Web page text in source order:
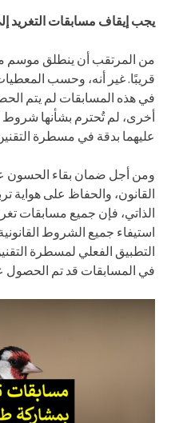
يجب إيقاف مسابقات التغريد
من المرتقب أن ينطلق موسم
قريبًا. غير أنه، وحسب
في هذه المسابقات لم يتم
أخرى، لم تُحترم بشأنها
عليهما بدقة في مسطرة
ومن أجل ضمان بقاء الحسون
القانون، والحفاظ على هواية
الذاتي، فإن جميع مسابقات
استيفاء جميع الشروط
التطبيق الفعلي لمسطرة
في المسابقات قد تم الحصول